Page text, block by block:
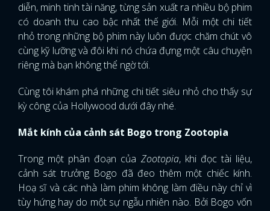
diễn, minh tinh tài năng, từng sản xuất ra nhiều bộ phim
có doanh thu cao bậc nhất thế giới. Mỗi một chi tiết
nhỏ trong những bộ phim này luôn được chăm chút vô
cùng kỹ lưỡng và đôi khi nó chứa đựng một câu chuyện
riêng mà bạn không thể ngờ tới.
Cùng tôi khám phá những chi tiết siêu nhỏ cho thấy sự
kỳ công của Hollywood dưới đây nhé.
Mắt kính của cảnh sát Bogo trong Zootopia
Trong một phân đoạn của Zootopia, khi đọc tài liệu,
cảnh sát trưởng Bogo đã đeo thêm một chiếc kính.
Hoạ sĩ và các nhà làm phim không làm điều này chỉ vì
tùy hứng hay do một sự ngẫu nhiên nào. Bởi Bogo vốn